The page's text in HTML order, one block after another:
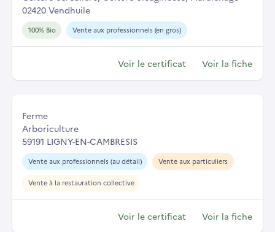
02420 Vendhuile
100% Bio Vente aux professionnels (en gros)
Voir le certificat Voir la fiche
Ferme
Arboriculture
59191 LIGNY-EN-CAMBRESIS
Vente aux professionnels (au détail) Vente aux particuliers
Vente à la restauration collective
Voir le certificat Voir la fiche